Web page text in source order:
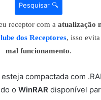
Pesquisar 🔍
receptor com a atualização
dos Receptores, isso
mal funcionamento.
compactada com
o WinRAR disponível